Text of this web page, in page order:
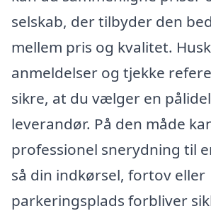
selskab, der tilbyder den
mellem pris og kvalitet.
anmeldelser og tjekke
sikre, at du vælger en
leverandør. På den måde
professionel snerydning til
så din indkørsel, fortov eller
parkeringsplads forbliver